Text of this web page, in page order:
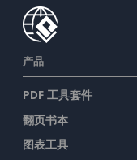
产品
PDF 工具套件
翻页书本
图表工具